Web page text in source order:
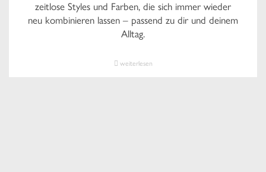
zeitlose Styles und Farben, die sich immer wieder
neu kombinieren lassen – passend zu dir und deinem
Alltag.
weiterlesen